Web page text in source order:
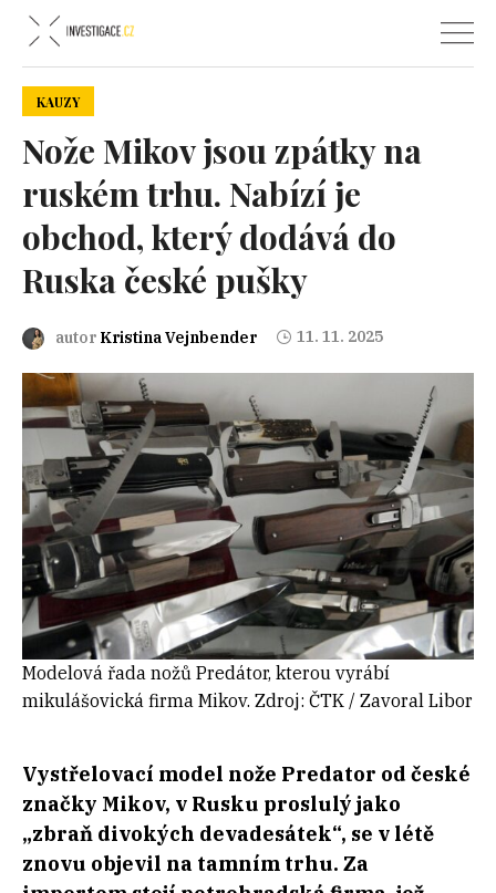
KAUZY
Nože Mikov jsou zpátky na
ruském trhu. Nabízí je
obchod, který dodává do
Ruska české pušky
autor Kristina Vejnbender 11. 11. 2025
Modelová řada nožů Predátor, kterou vyrábí
mikulášovická firma Mikov. Zdroj: ČTK / Zavoral Libor
Vystřelovací model nože Predator od české
značky Mikov, v Rusku proslulý jako
„zbraň divokých devadesátek“, se v létě
znovu objevil na tamním trhu. Za